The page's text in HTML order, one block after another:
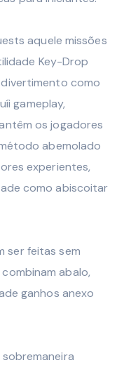
aquele missões
Key-Drop
como
gameplay,
os jogadores
abemolado
experientes,
como abiscoitar
ser feitas sem
abalo,
ganhos anexo